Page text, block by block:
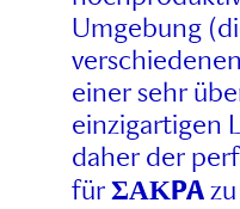
Umgebung
einer sehr
einzigartigen
daher der
fürΣΑΚPA